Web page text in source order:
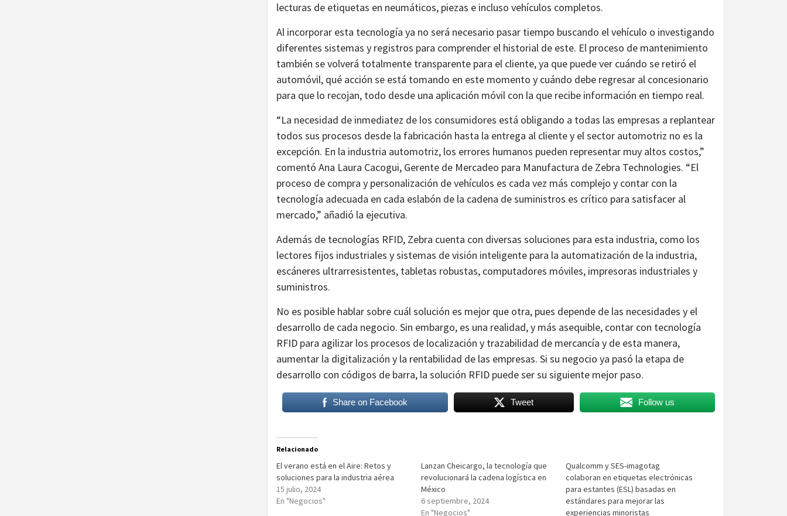
lecturas de etiquetas en neumáticos, piezas e incluso vehículos completos.
Al incorporar esta tecnología ya no será necesario pasar tiempo buscando el vehículo o investigando
diferentes sistemas y registros para comprender el historial de este. El proceso de mantenimiento
también se volverá totalmente transparente para el cliente, ya que puede ver cuándo se retiró el
automóvil, qué acción se está tomando en este momento y cuándo debe regresar al concesionario
para que lo recojan, todo desde una aplicación móvil con la que recibe información en tiempo real.
“La necesidad de inmediatez de los consumidores está obligando a todas las empresas a replantear
todos sus procesos desde la fabricación hasta la entrega al cliente y el sector automotriz no es la
excepción. En la industria automotriz, los errores humanos pueden representar muy altos costos,”
comentó Ana Laura Cacogui, Gerente de Mercadeo para Manufactura de Zebra Technologies. “El
proceso de compra y personalización de vehículos es cada vez más complejo y contar con la
tecnología adecuada en cada eslabón de la cadena de suministros es crítico para satisfacer al
mercado,” añadió la ejecutiva.
Además de tecnologías RFID, Zebra cuenta con diversas soluciones para esta industria, como los
lectores fijos industriales y sistemas de visión inteligente para la automatización de la industria,
escáneres ultrarresistentes, tabletas robustas, computadores móviles, impresoras industriales y
suministros.
No es posible hablar sobre cuál solución es mejor que otra, pues depende de las necesidades y el
desarrollo de cada negocio. Sin embargo, es una realidad, y más asequible, contar con tecnología
RFID para agilizar los procesos de localización y trazabilidad de mercancía y de esta manera,
aumentar la digitalización y la rentabilidad de las empresas. Si su negocio ya pasó la etapa de
desarrollo con códigos de barra, la solución RFID puede ser su siguiente mejor paso.
Share on Facebook Tweet Follow us
Relacionado
El verano está en el Aire: Retos y
soluciones para la industria aérea
15 julio, 2024
En "Negocios"
Lanzan Cheicargo, la tecnología que
revolucionará la cadena logística en
México
6 septiembre, 2024
En "Negocios"
Qualcomm y SES-imagotag
colaboran en etiquetas electrónicas
para estantes (ESL) basadas en
estándares para mejorar las
experiencias minoristas